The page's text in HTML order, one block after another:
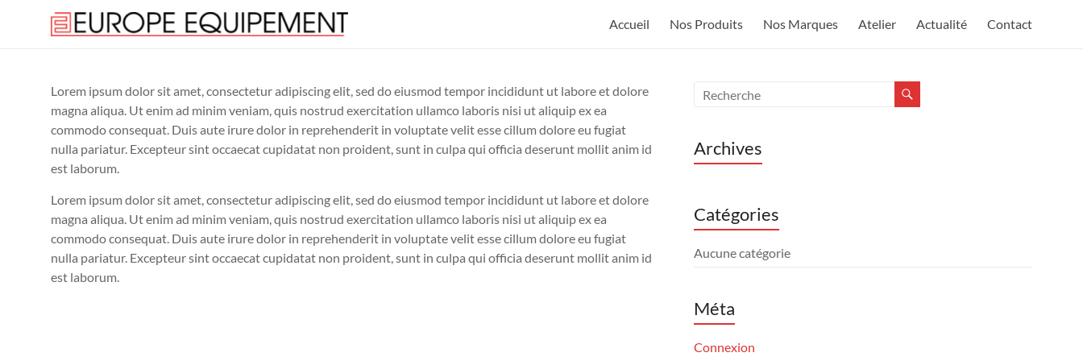
Accueil Nos Produits Nos Marques Atelier Actualité Contact
Lorem ipsum dolor sit amet, consectetur adipiscing elit, sed do eiusmod tempor incididunt ut labore et dolore
magna aliqua. Ut enim ad minim veniam, quis nostrud exercitation ullamco laboris nisi ut aliquip ex ea
commodo consequat. Duis aute irure dolor in reprehenderit in voluptate velit esse cillum dolore eu fugiat
nulla pariatur. Excepteur sint occaecat cupidatat non proident, sunt in culpa qui officia deserunt mollit anim id
est laborum.
Lorem ipsum dolor sit amet, consectetur adipiscing elit, sed do eiusmod tempor incididunt ut labore et dolore
magna aliqua. Ut enim ad minim veniam, quis nostrud exercitation ullamco laboris nisi ut aliquip ex ea
commodo consequat. Duis aute irure dolor in reprehenderit in voluptate velit esse cillum dolore eu fugiat
nulla pariatur. Excepteur sint occaecat cupidatat non proident, sunt in culpa qui officia deserunt mollit anim id
est laborum.
Archives
Catégories
Aucune catégorie
Méta
Connexion